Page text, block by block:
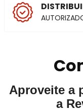
Aproveite a
a